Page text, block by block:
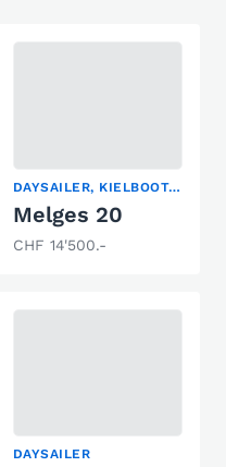
DAYSAILER, KIELBOOT, REGATTABOOT
Melges 20
CHF 14'500.-
DAYSAILER